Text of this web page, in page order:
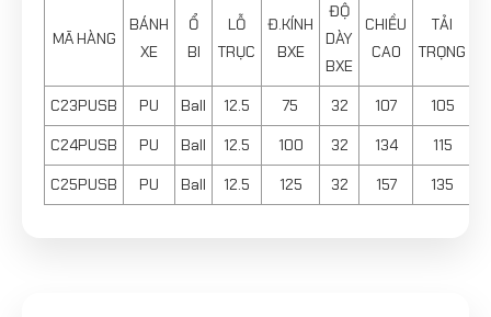
MÃ HÀNG
BÁNH
XE
Ổ
BI
LỖ
TRỤC
Đ.KÍNH
BXE
ĐỘ
DÀY
BXE
CHIỀU
CAO
TẢI
TRỌNG
C23PUSB PU Ball 12.5 75 32 107
105
C24PUSB
PU Ball 12.5 100 32 134
115
C25PUSB
PU Ball 12.5 125 32 157 135